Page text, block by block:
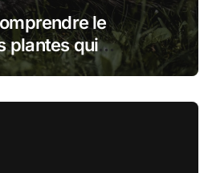
le
plantes qui